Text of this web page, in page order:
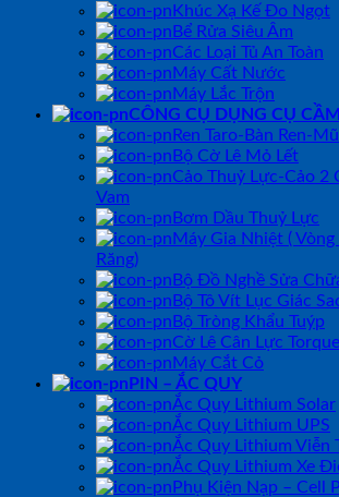
Khúc Xạ Kế Đo Ngọt
Bể Rửa Siêu Âm
Các Loại Tủ An Toàn
Máy Cất Nước
Máy Lắc Trộn
CÔNG CỤ DỤNG CỤ
Ren Taro-Bàn Ren-
Bộ Cờ Lê Mỏ Lết
Cảo Thuỷ Lực-Cảo 2
Vam
Bơm Dầu Thuỷ Lực
Máy Gia Nhiệt (
Răng)
Bộ Đồ Nghề Sửa
Bộ Tô Vít Lục Giác
Bộ Tròng Khẩu Tuýp
Cờ Lê Cân Lực Torque
Máy Cắt Cỏ
PIN – ẮC QUY
Ắc Quy Lithium Solar
Ắc Quy Lithium UPS
Ắc Quy Lithium Viễn
Ắc Quy Lithium Xe
Phụ Kiện Nạp – Cell